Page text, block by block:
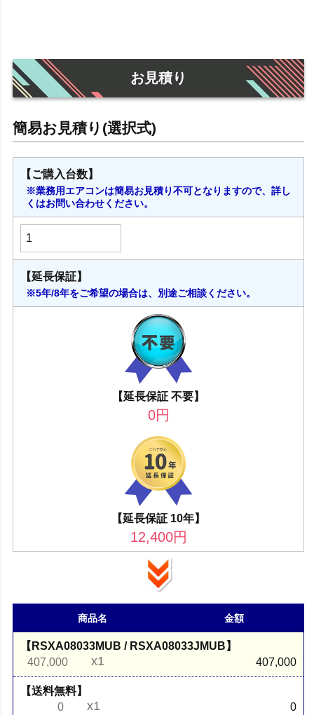
お見積り
【ご購入台数】
※業務用エアコンは簡易お見積り不可となりますので、詳し
くはお問い合わせください。
【延長保証】
※5年/8年をご希望の場合は、別途ご相談ください。
【延長保証 不要】
0円
【延長保証 10年】
12,400円
商品名 金額
【RSXA08033MUB / RSXA08033JMUB】
407,000
x1 407,000
【送料無料】
0
x1 0